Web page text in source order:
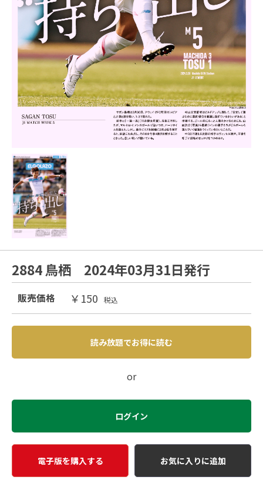
2884 鳥栖 2024年03月31日発行
販売価格 ￥150 税込
読み放題でお得に読む
or
ログイン
電子版を購入する お気に入りに追加